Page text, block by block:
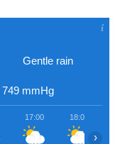
Gentle rain
749 mmHg
17:00 18:00
›